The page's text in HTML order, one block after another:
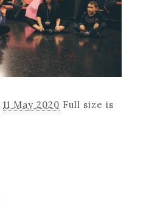
11 May 2020 Full size is